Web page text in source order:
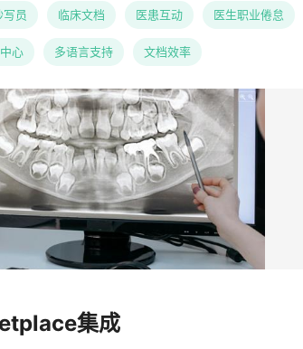
写员 临床文档 医患互动 医生职业倦怠
心 多语言支持 文档效率
集成